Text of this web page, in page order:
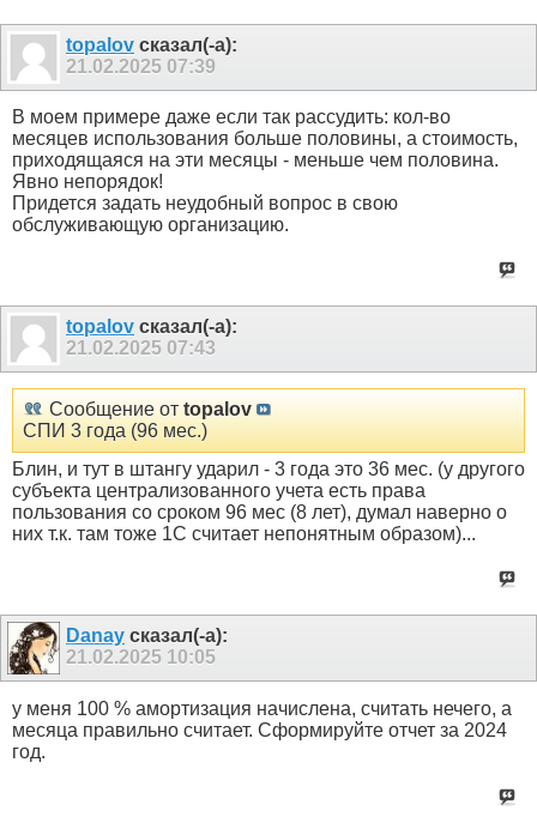
topalov сказал(-а):
21.02.2025 07:39
В моем примере даже если так рассудить: кол-во
месяцев использования больше половины, а стоимость,
приходящаяся на эти месяцы - меньше чем половина.
Явно непорядок!
Придется задать неудобный вопрос в свою
обслуживающую организацию.
topalov сказал(-а):
21.02.2025 07:43
Сообщение от topalov
СПИ 3 года (96 мес.)
Блин, и тут в штангу ударил - 3 года это 36 мес. (у другого
субъекта централизованного учета есть права
пользования со сроком 96 мес (8 лет), думал наверно о
них т.к. там тоже 1С считает непонятным образом)...
Danay сказал(-а):
21.02.2025 10:05
у меня 100 % амортизация начислена, считать нечего, а
месяца правильно считает. Сформируйте отчет за 2024
год.